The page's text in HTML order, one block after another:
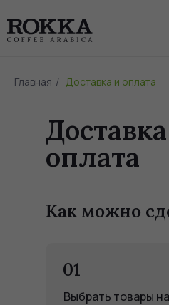
Главная / Доставка и оплата
оплата
Как можно
Выбрать товары
01